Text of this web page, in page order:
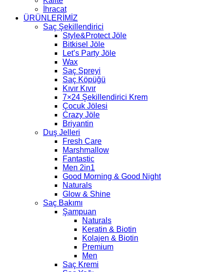
İhracat
ÜRÜNLERİMİZ
Saç Şekillendirici
Style&Protect Jöle
Bitkisel Jöle
Let’s Party Jöle
Wax
Saç Spreyi
Saç Köpüğü
Kıvır Kıvır
7×24 Şekillendirici Krem
Çocuk Jölesi
Crazy Jöle
Briyantin
Duş Jelleri
Fresh Care
Marshmallow
Fantastic
Men 2in1
Good Morning & Good Night
Naturals
Glow & Shine
Saç Bakımı
Şampuan
Naturals
Keratin & Biotin
Kolajen & Biotin
Premium
Men
Saç Kremi